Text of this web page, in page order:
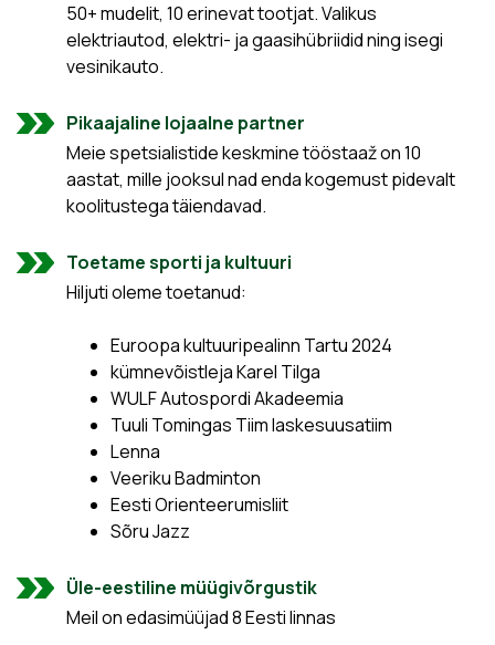
50+ mudelit, 10 erinevat tootjat. Valikus
elektriautod, elektri- ja gaasihübriidid ning isegi
vesinikauto.
Pikaajaline lojaalne partner
Meie spetsialistide keskmine tööstaaž on 10
aastat, mille jooksul nad enda kogemust pidevalt
koolitustega täiendavad.
Toetame sporti ja kultuuri
Hiljuti oleme toetanud:
Euroopa kultuuripealinn Tartu 2024
kümnevõistleja Karel Tilga
WULF Autospordi Akadeemia
Tuuli Tomingas Tiim laskesuusatiim
Lenna
Veeriku Badminton
Eesti Orienteerumisliit
Sõru Jazz
Üle-eestiline müügivõrgustik
Meil on edasimüüjad 8 Eesti linnas